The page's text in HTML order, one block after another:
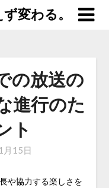
変わる。
の放送の
進行のた
ト
月15日
や協力する楽しさを